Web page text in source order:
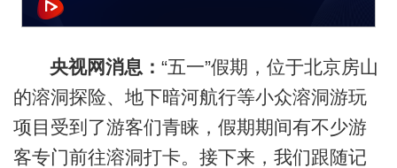
央视网消息： “五一”假期，位于北京房山
的溶洞探险、地下暗河航行等小众溶洞游玩
项目受到了游客们青睐，假期期间有不少游
客专门前往溶洞打卡。接下来，我们跟随记